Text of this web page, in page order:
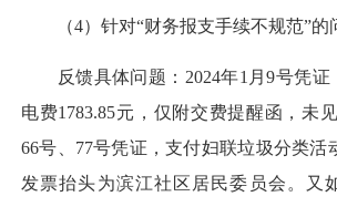
（4）针对“财务报支手续不规范”的
反馈具体问题：2024年1月9号凭证
电费1783.85元，仅附交费提醒函，未
66号、77号凭证，支付妇联垃圾分类活
发票抬头为滨江社区居民委员会。又